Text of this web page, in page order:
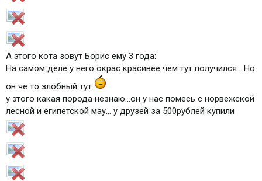
А этого кота зовут Борис ему 3 года:
На самом деле у него окрас красивее чем тут получился....Но
он чё то злобный тут
у этого какая порода незнаю...он у нас помесь с норвежской
лесной и египетской мау... у друзей за 500рублей купили